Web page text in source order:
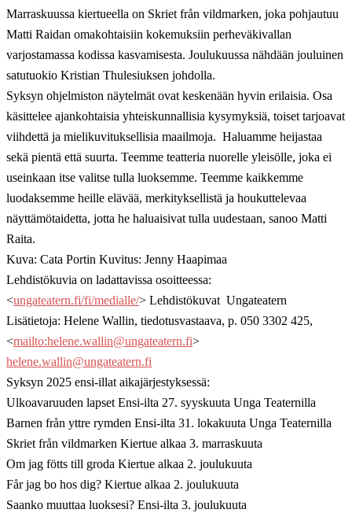
Marraskuussa kiertueella on Skriet från vildmarken, joka pohjautuu
Matti Raidan omakohtaisiin kokemuksiin perheväkivallan
varjostamassa kodissa kasvamisesta. Joulukuussa nähdään jouluinen
satutuokio Kristian Thulesiuksen johdolla.
Syksyn ohjelmiston näytelmät ovat keskenään hyvin erilaisia. Osa
käsittelee ajankohtaisia yhteiskunnallisia kysymyksiä, toiset tarjoavat
viihdettä ja mielikuvituksellisia maailmoja.  Haluamme heijastaa
sekä pientä että suurta. Teemme teatteria nuorelle yleisölle, joka ei
useinkaan itse valitse tulla luoksemme. Teemme kaikkemme
luodaksemme heille elävää, merkityksellistä ja houkuttelevaa
näyttämötaidetta, jotta he haluaisivat tulla uudestaan, sanoo Matti
Raita.
Kuva: Cata Portin Kuvitus: Jenny Haapimaa
Lehdistökuvia on ladattavissa osoitteessa:
<ungateatern.fi/fi/medialle/> Lehdistökuvat  Ungateatern
Lisätietoja: Helene Wallin, tiedotusvastaava, p. 050 3302 425,
<mailto:helene.wallin@ungateatern.fi>
helene.wallin@ungateatern.fi
Syksyn 2025 ensi-illat aikajärjestyksessä:
Ulkoavaruuden lapset Ensi-ilta 27. syyskuuta Unga Teaternilla
Barnen från yttre rymden Ensi-ilta 31. lokakuuta Unga Teaternilla
Skriet från vildmarken Kiertue alkaa 3. marraskuuta
Om jag fötts till groda Kiertue alkaa 2. joulukuuta
Får jag bo hos dig? Kiertue alkaa 2. joulukuuta
Saanko muuttaa luoksesi? Ensi-ilta 3. joulukuuta